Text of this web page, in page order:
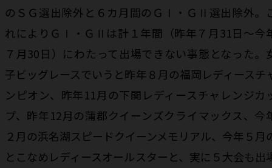
のＳＧ選出除外と６カ月間のＧⅠ・ＧⅡ選出除外。
れによりＧⅠ・ＧⅡは計１年間（昨年７月31日～今
７月30日）にわたって出場できない事態となった。
子ビッグレースでいうと昨年８月の福岡レディースチ
ンピオン、昨年11月の下関レディースチャレンジカ
プ、昨年12月の蒲郡クイーンズクライマックス、今
２月の浜名湖スピードクイーンメモリアル、今年５月
とこなめレディースオールスターと、実に５大会も出